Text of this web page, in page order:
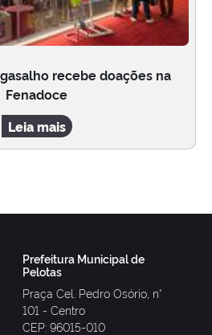
recebe doações na
Fenadoce
Leia mais
Prefeitura Municipal de
Pelotas
Praça Cel. Pedro Osório, n°
101 - Centro
CEP: 96015-010